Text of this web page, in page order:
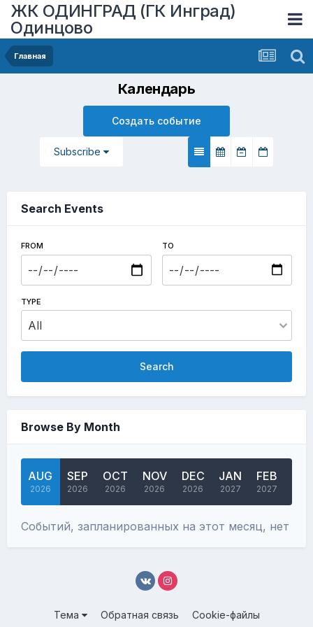
ЖК ОДИНГРАД (ГК Инград)
Одинцово
Главная
Календарь
Создать событие
Subscribe
Search Events
FROM TO
TYPE
Search
Browse By Month
AUG
2026
SEP
2026
OCT
2026
NOV
2026
DEC
2026
JAN
2027
FEB
2027
Событий, запланированных на этот месяц, нет
Тема Обратная связь Cookie-файлы